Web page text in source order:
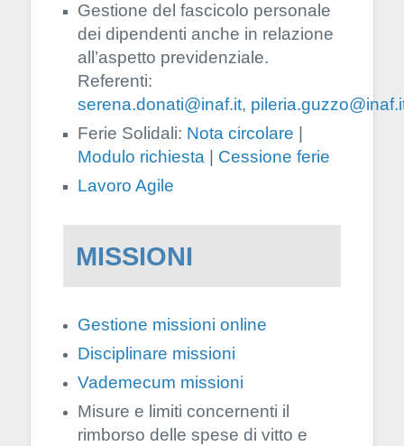
Gestione del fascicolo personale
dei dipendenti anche in relazione
all’aspetto previdenziale.
Referenti:
serena.donati@inaf.it,
Ferie Solidali: Nota circolare
Modulo richiesta| Cessione ferie
Lavoro Agile
MISSIONI
Gestione missioni online
Disciplinare missioni
Vademecum missioni
Misure e limiti concernenti il
rimborso delle spese di vitto e